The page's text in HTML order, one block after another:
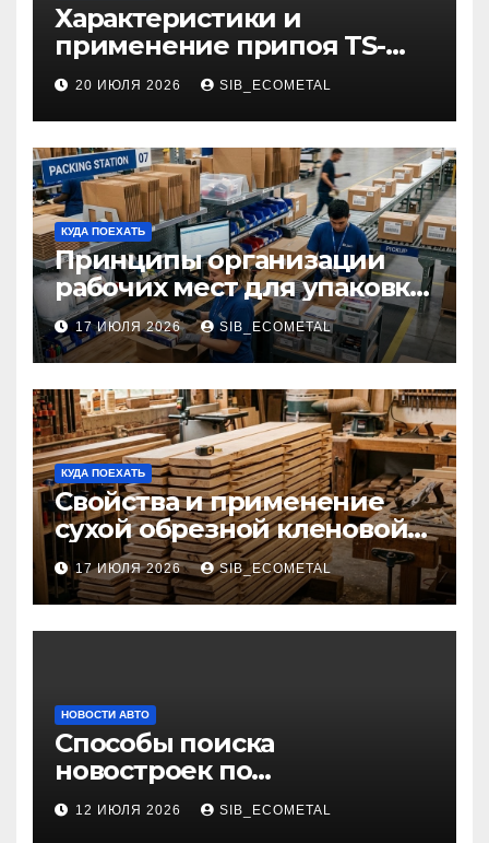
Характеристики и
применение припоя TS-
99.35050
20 ИЮЛЯ 2026 SIB_ECOMETAL
КУДА ПОЕХАТЬ
Принципы организации
рабочих мест для упаковки
и комплектации товаров
17 ИЮЛЯ 2026 SIB_ECOMETAL
КУДА ПОЕХАТЬ
Свойства и применение
сухой обрезной кленовой
доски в столярном деле
17 ИЮЛЯ 2026 SIB_ECOMETAL
НОВОСТИ АВТО
Способы поиска
новостроек по
индивидуальным
параметрам
12 ИЮЛЯ 2026 SIB_ECOMETAL